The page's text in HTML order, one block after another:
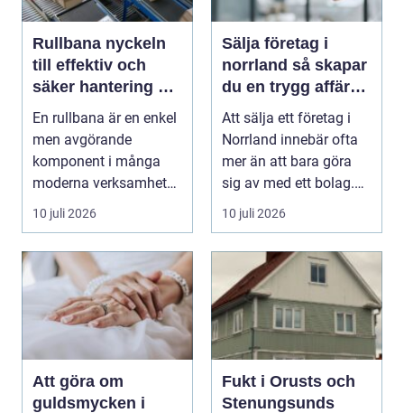
Rullbana nyckeln
till effektiv och
säker hantering av
gods
En rullbana är en enkel
men avgörande
komponent i många
moderna verksamheter.
Den används för att fl...
10 juli 2026
Sälja företag i
norrland så skapar
du en trygg affär
från start till mål
Att sälja ett företag i
Norrland innebär ofta
mer än att bara göra
sig av med ett bolag.
För många ä...
10 juli 2026
Att göra om
guldsmycken i
Fukt i Orusts och
Stenungsunds